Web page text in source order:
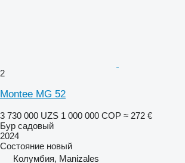
2
Montee MG 52
3 730 000 UZS 1 000 000 COP ≈ 272 €
Бур садовый
2024
Состояние новый
Колумбия, Manizales